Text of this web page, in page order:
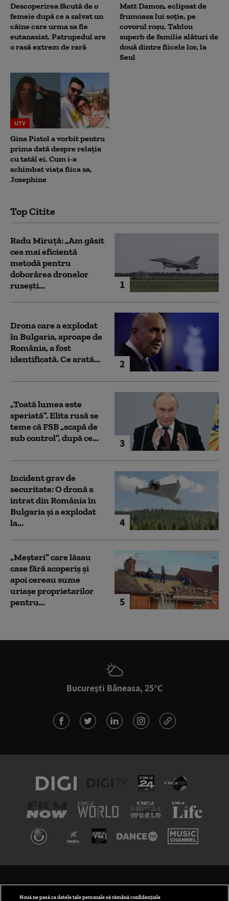
Descoperirea făcută de o
femeie după ce a salvat un
câine care urma sa fie
eutanasiat. Patrupedul are
o rasă extrem de rară
Matt Damon, eclipsat de
frumoasa lui soție, pe
covorul roșu. Tablou
superb de familie alături de
două dintre fiicele lor, la
Seul
UTV
Gina Pistol a vorbit pentru
prima dată despre relația
cu tatăl ei. Cum i-a
schimbat viața fiica sa,
Josephine
Top Citite
1
Radu Miruță: „Am găsit
cea mai eficientă
metodă pentru
doborârea dronelor
rusești...
2
Drona care a explodat
în Bulgaria, aproape de
România, a fost
identificată. Ce arată...
3
„Toată lumea este
speriată”. Elita rusă se
teme că FSB „scapă de
sub control”, după ce...
4
Incident grav de
securitate: O dronă a
intrat din România în
Bulgaria şi a explodat
la...
5
„Meșteri” care lăsau
case fără acoperiș și
apoi cereau sume
uriașe proprietarilor
pentru...
București Băneasa, 25°C
Nouă ne pasă ca datele tale personale să rămână confidențiale